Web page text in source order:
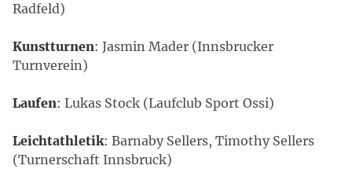
Radfeld)
Kunstturnen: Jasmin Mader (Innsbrucker
Turnverein)
Laufen: Lukas Stock (Laufclub Sport Ossi)
Leichtathletik: Barnaby Sellers, Timothy Sellers
(Turnerschaft Innsbruck)